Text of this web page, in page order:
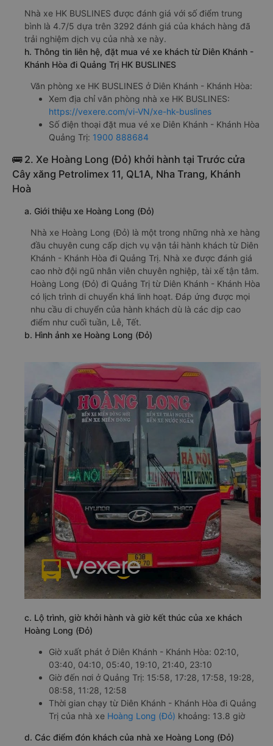
Nhà xe HK BUSLINES được đánh giá với số điểm trung
bình là 4.7/5 dựa trên 3292 đánh giá của khách hàng đã
trải nghiệm dịch vụ của nhà xe này.
h. Thông tin liên hệ, đặt mua vé xe khách từ Diên Khánh -
Khánh Hòa đi Quảng Trị HK BUSLINES
Văn phòng xe HK BUSLINES ở Diên Khánh - Khánh Hòa:
Xem địa chỉ văn phòng nhà xe HK BUSLINES:
https://vexere.com/vi-VN/xe-hk-buslines
Số điện thoại đặt mua vé xe Diên Khánh - Khánh Hòa
Quảng Trị: 1900 888684
🚌 2. Xe Hoàng Long (Đỏ) khởi hành tại Trước cửa
Cây xăng Petrolimex 11, QL1A, Nha Trang, Khánh
Hoà
a. Giới thiệu xe Hoàng Long (Đỏ)
Nhà xe Hoàng Long (Đỏ) là một trong những nhà xe hàng
đầu chuyên cung cấp dịch vụ vận tải hành khách từ Diên
Khánh - Khánh Hòa đi Quảng Trị. Nhà xe được đánh giá
cao nhờ đội ngũ nhân viên chuyên nghiệp, tài xế tận tâm.
Hoàng Long (Đỏ) đi Quảng Trị từ Diên Khánh - Khánh Hòa
có lịch trình di chuyển khá linh hoạt. Đáp ứng được mọi
nhu cầu di chuyển của hành khách dù là các dịp cao
điểm như cuối tuần, Lễ, Tết.
b. Hình ảnh xe Hoàng Long (Đỏ)
c. Lộ trình, giờ khởi hành và giờ kết thúc của xe khách
Hoàng Long (Đỏ)
Giờ xuất phát ở Diên Khánh - Khánh Hòa: 02:10,
03:40, 04:10, 05:40, 19:10, 21:40, 23:10
Giờ đến nơi ở Quảng Trị: 15:58, 17:28, 17:58, 19:28,
08:58, 11:28, 12:58
Thời gian chạy từ Diên Khánh - Khánh Hòa đi Quảng
Trị của nhà xe Hoàng Long (Đỏ) khoảng: 13.8 giờ
d. Các điểm đón khách của nhà xe Hoàng Long (Đỏ)